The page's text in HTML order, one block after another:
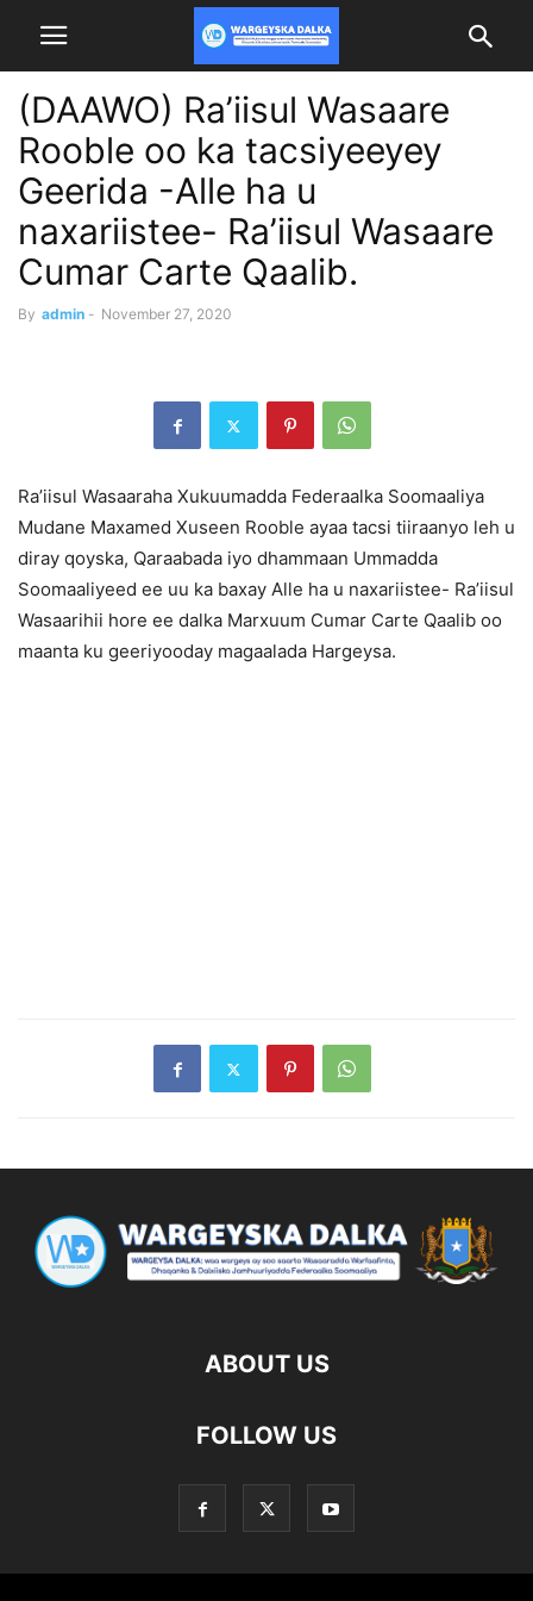
(DAAWO) Ra’iisul Wasaare
Rooble oo ka tacsiyeeyey
Geerida -Alle ha u
naxariistee- Ra’iisul Wasaare
Cumar Carte Qaalib.
By admin - November 27, 2020
Ra’iisul Wasaaraha Xukuumadda Federaalka Soomaaliya
Mudane Maxamed Xuseen Rooble ayaa tacsi tiiraanyo leh u
diray qoyska, Qaraabada iyo dhammaan Ummadda
Soomaaliyeed ee uu ka baxay Alle ha u naxariistee- Ra’iisul
Wasaarihii hore ee dalka Marxuum Cumar Carte Qaalib oo
maanta ku geeriyooday magaalada Hargeysa.
ABOUT US
FOLLOW US